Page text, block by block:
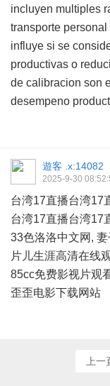
incluyen multiples
transporte
influye si se
productivas o
de calibracion son
desempeno
遊客 .x:14082
2025-9-30
台湾17直播台湾17
台湾17直播台湾17
33色洛洛中文网,
片儿生涯高清在线
85cc免费影视片观
歪歪电影下载网站
上一